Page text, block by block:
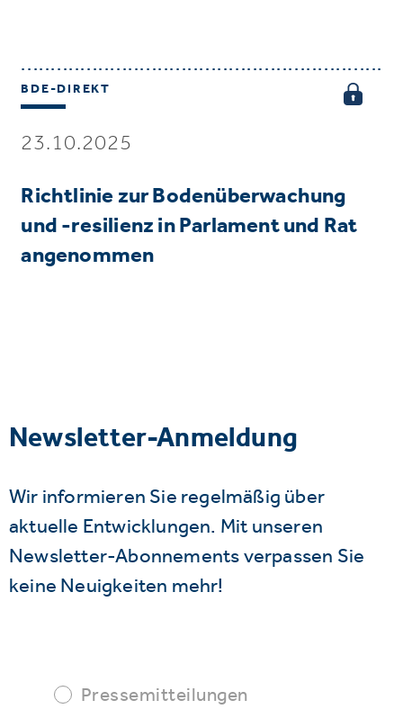
BDE-DIREKT
23.10.2025
Richtlinie zur Bodenüberwachung
und -resilienz in Parlament und Rat
angenommen
Newsletter-Anmeldung
Wir informieren Sie regelmäßig über
aktuelle Entwicklungen. Mit unseren
Newsletter-Abonnements verpassen Sie
keine Neuigkeiten mehr!
Pressemitteilungen